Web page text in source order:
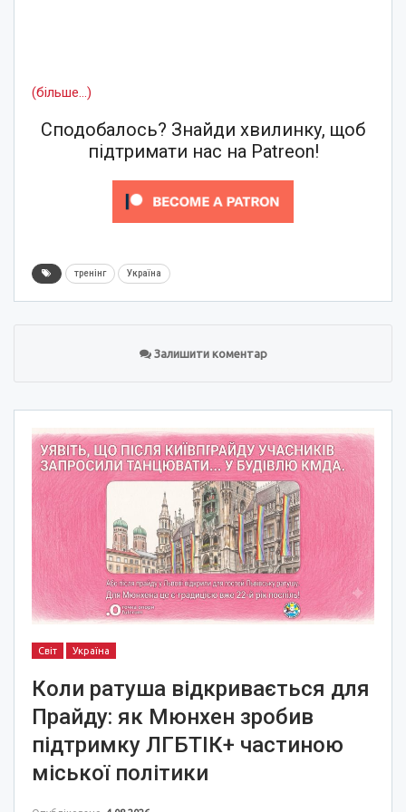
(більше…)
Сподобалось? Знайди хвилинку, щоб
підтримати нас на Patreon!
тренінг Україна
Залишити коментар
Світ Україна
Коли ратуша відкривається для
Прайду: як Мюнхен зробив
підтримку ЛГБТІК+ частиною
міської політики